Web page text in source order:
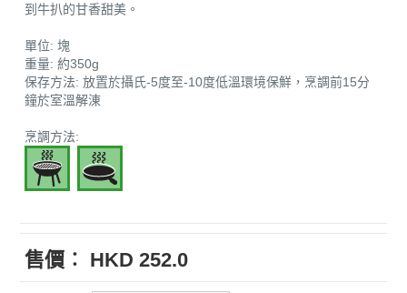
到牛扒的甘香甜美。
單位: 塊
重量: 約350g
保存方法: 放置於攝氏-5度至-10度低溫環境保鮮，烹調前15分
鐘於室溫解涷
烹調方法:
售價︰ HKD 252.0